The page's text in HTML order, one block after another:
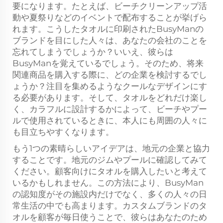
要になります。たとえば、ビーチクリーンアップ活
動や夏祭りなどのイベントで配布することが挙げら
れます。こうしたタオルに印刷されたBusyManの
ブランドを目にした人々は、あなたの会社のことを
忘れてしまうでしょうか？いいえ、彼らは
BusyManを覚えているでしょう。そのため、将来
関連商品を購入する際に、どの企業を検討するでし
ょうか？注目を集めるようなクールなデザインにす
る必要があります。そして、タオルをどれだけ楽し
く、カラフルに設計するかによって、ビーチやプー
ルで使用されているときに、本人にも周囲の人々に
も目立ちやすくなります。
もう1つの素晴らしいアイデアは、地元の企業と協力
することです。地元のジムやプールに確認してみて
ください。顧客向けにタオルを購入したいと考えて
いるかもしれません。この方法により、BusyMan
の認知度がその施設内だけでなく、多くの人々の日
常生活の中でも高まります。カスタムブランドのタ
オルを顧客が毎日使うことで、彼らはあなたのため